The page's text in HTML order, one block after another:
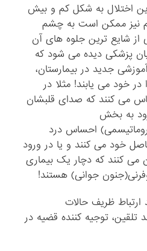
اختلال به شکل کم و بیش
نیز ممکن است به چشم
از شایع ترین جلوه های آن
پزشکی دیده می شود که
جدید در بیمارستان،
خود می یابند! مثلا در
می کنند که صدای قلبشان
به بخش
احساس درد
خود می کنند و یا در ورود
می کنند که دچار یک بیماری
جوانی) هستند!
ارتباط ظریف حالات
تلقین، توجیه کننده قضیه در